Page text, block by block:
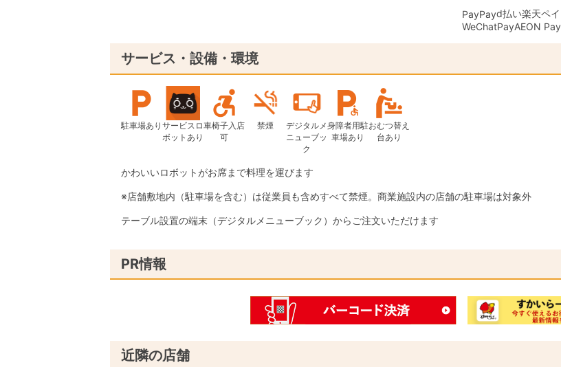
PayPayd払い楽天ペイ
WeChatPayAEON Pay
サービス・設備・環境
駐車場あり サービスロ
ボットあり
車椅子入店
可
禁煙
デジタルメ
ニューブッ
ク
身障者用駐
車場あり
おむつ替え
台あり
かわいいロボットがお席まで料理を運びます
※店舗敷地内（駐車場を含む）は従業員も含めすべて禁煙。商業施設内の店舗の駐車場は対象外
テーブル設置の端末（デジタルメニューブック）からご注文いただけます
PR情報
近隣の店舗